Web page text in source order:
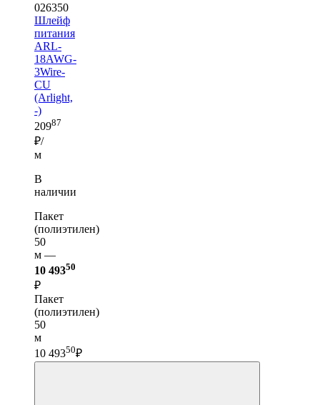
026350
Шлейф
питания
ARL-
18AWG-
3Wire-
CU
(Arlight,
-)
20987
₽/
м
В
наличии
Пакет
(полиэтилен)
50
м —
10 49350
₽
Пакет
(полиэтилен)
50
м
10 49350₽